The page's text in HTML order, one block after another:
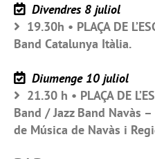
Divendres 8 juliol
19.30h • PLAÇA DE
Band Catalunya Itàlia.
Diumenge 10 juliol
21.30 h • PLAÇA DE
Band / Jazz Band Navàs
de Música de Navàs i